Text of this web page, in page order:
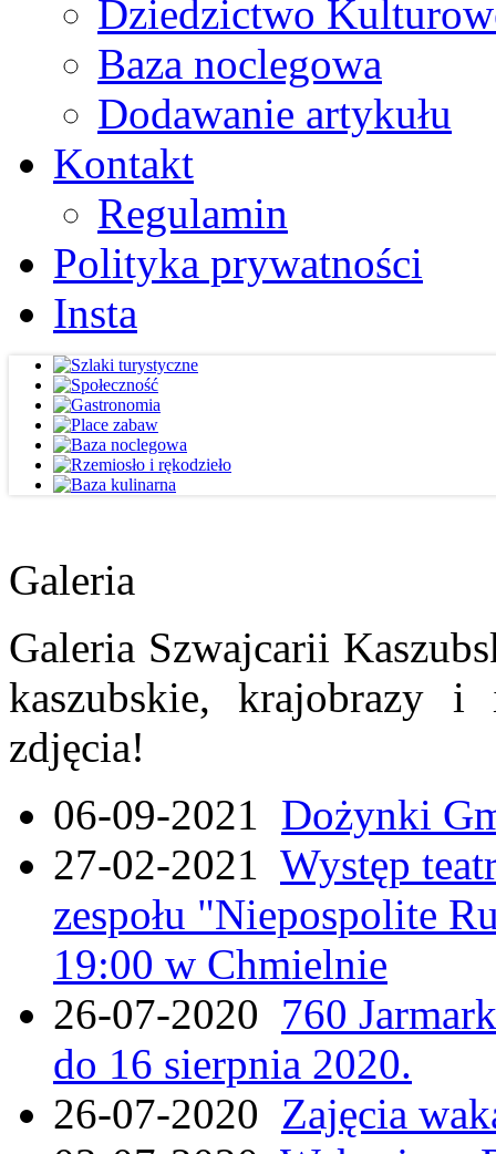
Dziedzictwo
Baza noclegowa
Dodawanie artykułu
Kontakt
Regulamin
Polityka prywatności
Insta
Galeria
Galeria Szwajcarii
kaszubskie, krajobrazy
zdjęcia!
06-09-2021 Dożynki
27-02-2021 Występ
zespołu "Niepospolite
19:00 w Chmielnie
26-07-2020 760
do 16 sierpnia 2020.
26-07-2020 Zajęcia